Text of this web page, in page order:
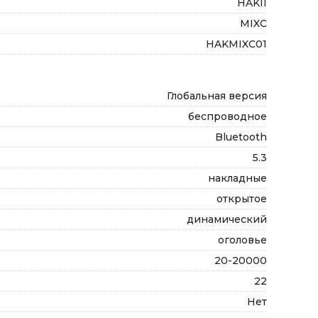
HAKII
MIXC
HAKMIXC01
Глобальная версия
беспроводное
Bluetooth
5.3
накладные
открытое
динамический
оголовье
20-20000
22
Нет